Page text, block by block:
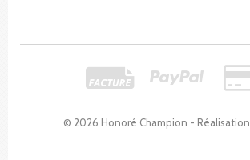
© 2026 Honoré Champion - Réalisation